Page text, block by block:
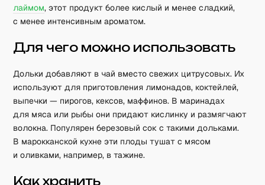
лаймом, этот продукт более кислый и менее сладкий,
с менее интенсивным ароматом.
Для чего можно использовать
Дольки добавляют в чай вместо свежих цитрусовых. Их
используют для приготовления лимонадов, коктейлей,
выпечки — пирогов, кексов, маффинов. В маринадах
для мяса или рыбы они придают кислинку и размягчают
волокна. Популярен березовый сок с такими дольками.
В марокканской кухне эти плоды тушат с мясом
и оливками, например, в тажине.
Как хранить